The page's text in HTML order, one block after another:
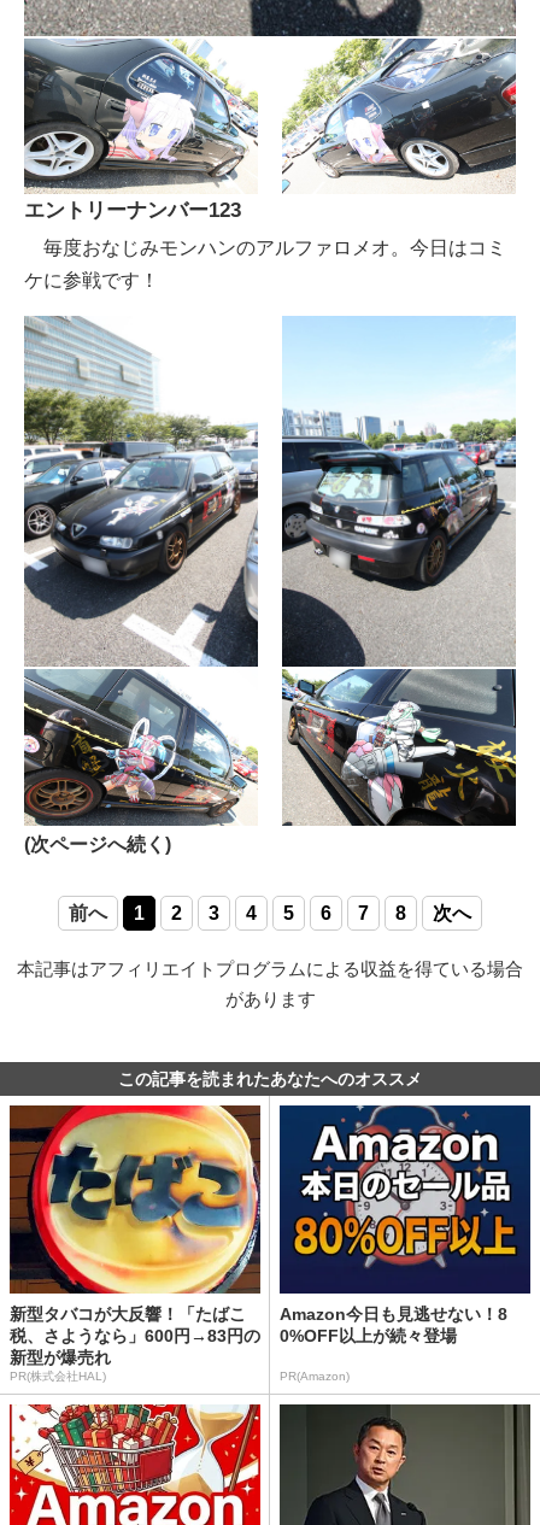
エントリーナンバー123
毎度おなじみモンハンのアルファロメオ。今日はコミ
ケに参戦です！
(次ページへ続く)
前へ 1 2 3 4 5 6 7 8 次へ
本記事はアフィリエイトプログラムによる収益を得ている場合
があります
この記事を読まれたあなたへのオススメ
新型タバコが大反響！「たばこ
税、さようなら」600円→83円の
新型が爆売れ
PR(株式会社HAL)
Amazon今日も見逃せない！8
0%OFF以上が続々登場
PR(Amazon)